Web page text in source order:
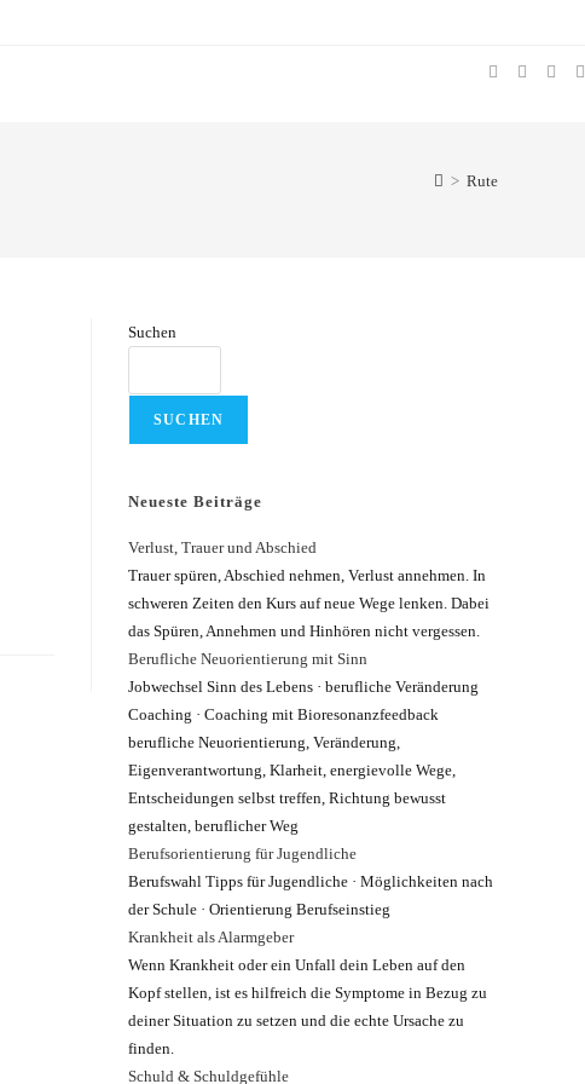
> Rute
Suchen
SUCHEN
Neueste Beiträge
Verlust, Trauer und Abschied
Trauer spüren, Abschied nehmen, Verlust annehmen. In
schweren Zeiten den Kurs auf neue Wege lenken. Dabei
das Spüren, Annehmen und Hinhören nicht vergessen.
Berufliche Neuorientierung mit Sinn
Jobwechsel Sinn des Lebens · berufliche Veränderung
Coaching · Coaching mit Bioresonanzfeedback
berufliche Neuorientierung, Veränderung,
Eigenverantwortung, Klarheit, energievolle Wege,
Entscheidungen selbst treffen, Richtung bewusst
gestalten, beruflicher Weg
Berufsorientierung für Jugendliche
Berufswahl Tipps für Jugendliche · Möglichkeiten nach
der Schule · Orientierung Berufseinstieg
Krankheit als Alarmgeber
Wenn Krankheit oder ein Unfall dein Leben auf den
Kopf stellen, ist es hilfreich die Symptome in Bezug zu
deiner Situation zu setzen und die echte Ursache zu
finden.
Schuld & Schuldgefühle